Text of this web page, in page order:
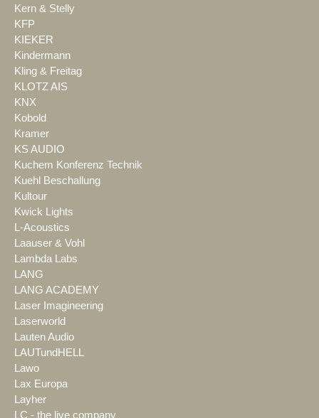
Kern & Stelly
KFP
KIEKER
Kindermann
Kling & Freitag
KLOTZ AIS
KNX
Kobold
Kramer
KS AUDIO
Kuchem Konferenz Technik
Kuehl Beschallung
Kultour
Kwick Lights
L-Acoustics
Laauser & Vohl
Lambda Labs
LANG
LANG ACADEMY
Laser Imagineering
Laserworld
Lauten Audio
LAUTundHELL
Lawo
Lax Europa
Layher
LC - the live company